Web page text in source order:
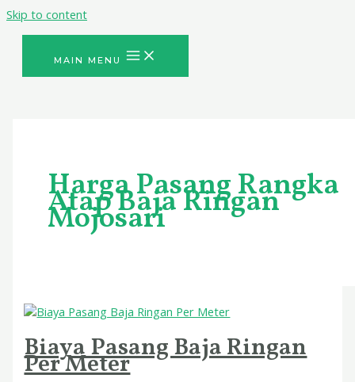
Skip to content
MAIN MENU
Harga Pasang Rangka
Atap Baja Ringan
Mojosari
Biaya Pasang Baja Ringan
Per Meter